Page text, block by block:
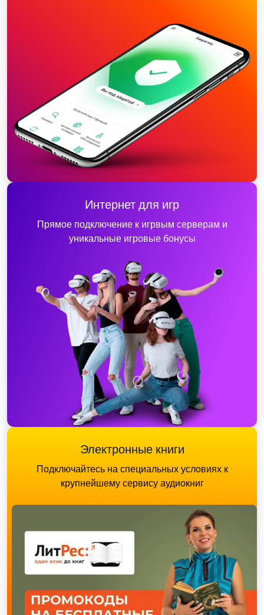
Интернет для игр
Прямое подключение к игрвым серверам и
уникальные игровые бонусы
Электронные книги
Подключайтесь на специальных условиях к
крупнейшему сервису аудиокниг